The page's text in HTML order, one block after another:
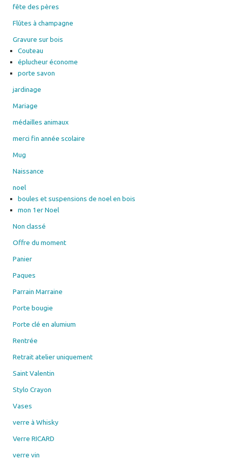
fête des pères
Flûtes à champagne
Gravure sur bois
Couteau
éplucheur économe
porte savon
jardinage
Mariage
médailles animaux
merci fin année scolaire
Mug
Naissance
noel
boules et suspensions de noel en bois
mon 1er Noel
Non classé
Offre du moment
Panier
Paques
Parrain Marraine
Porte bougie
Porte clé en alumium
Rentrée
Retrait atelier uniquement
Saint Valentin
Stylo Crayon
Vases
verre à Whisky
Verre RICARD
verre vin